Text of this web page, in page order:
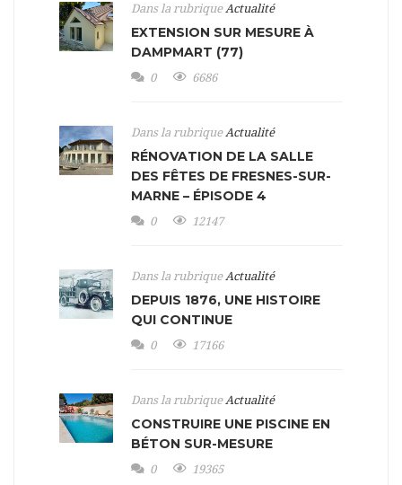
Dans la rubrique Actualité
EXTENSION SUR MESURE À
DAMPMART (77)
0 6686
Dans la rubrique Actualité
RÉNOVATION DE LA SALLE
DES FÊTES DE FRESNES-SUR-
MARNE – ÉPISODE 4
0 12147
Dans la rubrique Actualité
DEPUIS 1876, UNE HISTOIRE
QUI CONTINUE
0 17166
Dans la rubrique Actualité
CONSTRUIRE UNE PISCINE EN
BÉTON SUR-MESURE
0 19365